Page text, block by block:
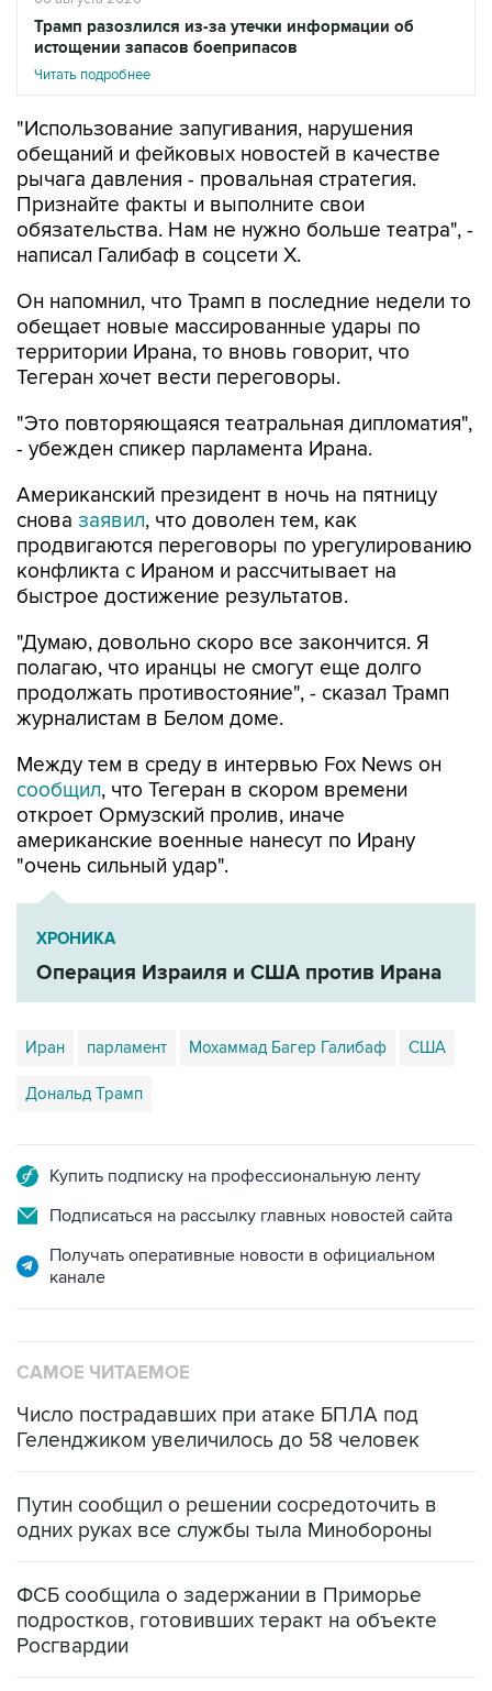
Трамп разозлился из-за утечки информации об
истощении запасов боеприпасов
Читать подробнее
"Использование запугивания, нарушения
обещаний и фейковых новостей в качестве
рычага давления - провальная стратегия.
Признайте факты и выполните свои
обязательства. Нам не нужно больше театра", -
написал Галибаф в соцсети X.
Он напомнил, что Трамп в последние недели то
обещает новые массированные удары по
территории Ирана, то вновь говорит, что
Тегеран хочет вести переговоры.
"Это повторяющаяся театральная дипломатия",
- убежден спикер парламента Ирана.
Американский президент в ночь на пятницу
снова заявил, что доволен тем, как
продвигаются переговоры по урегулированию
конфликта с Ираном и рассчитывает на
быстрое достижение результатов.
"Думаю, довольно скоро все закончится. Я
полагаю, что иранцы не смогут еще долго
продолжать противостояние", - сказал Трамп
журналистам в Белом доме.
Между тем в среду в интервью Fox News он
сообщил, что Тегеран в скором времени
откроет Ормузский пролив, иначе
американские военные нанесут по Ирану
"очень сильный удар".
ХРОНИКА
Операция Израиля и США против Ирана
Иран парламент Мохаммад Багер Галибаф США
Дональд Трамп
Купить подписку на профессиональную ленту
Подписаться на рассылку главных новостей сайта
Получать оперативные новости в официальном
канале
САМОЕ ЧИТАЕМОЕ
Число пострадавших при атаке БПЛА под
Геленджиком увеличилось до 58 человек
Путин сообщил о решении сосредоточить в
одних руках все службы тыла Минобороны
ФСБ сообщила о задержании в Приморье
подростков, готовивших теракт на объекте
Росгвардии